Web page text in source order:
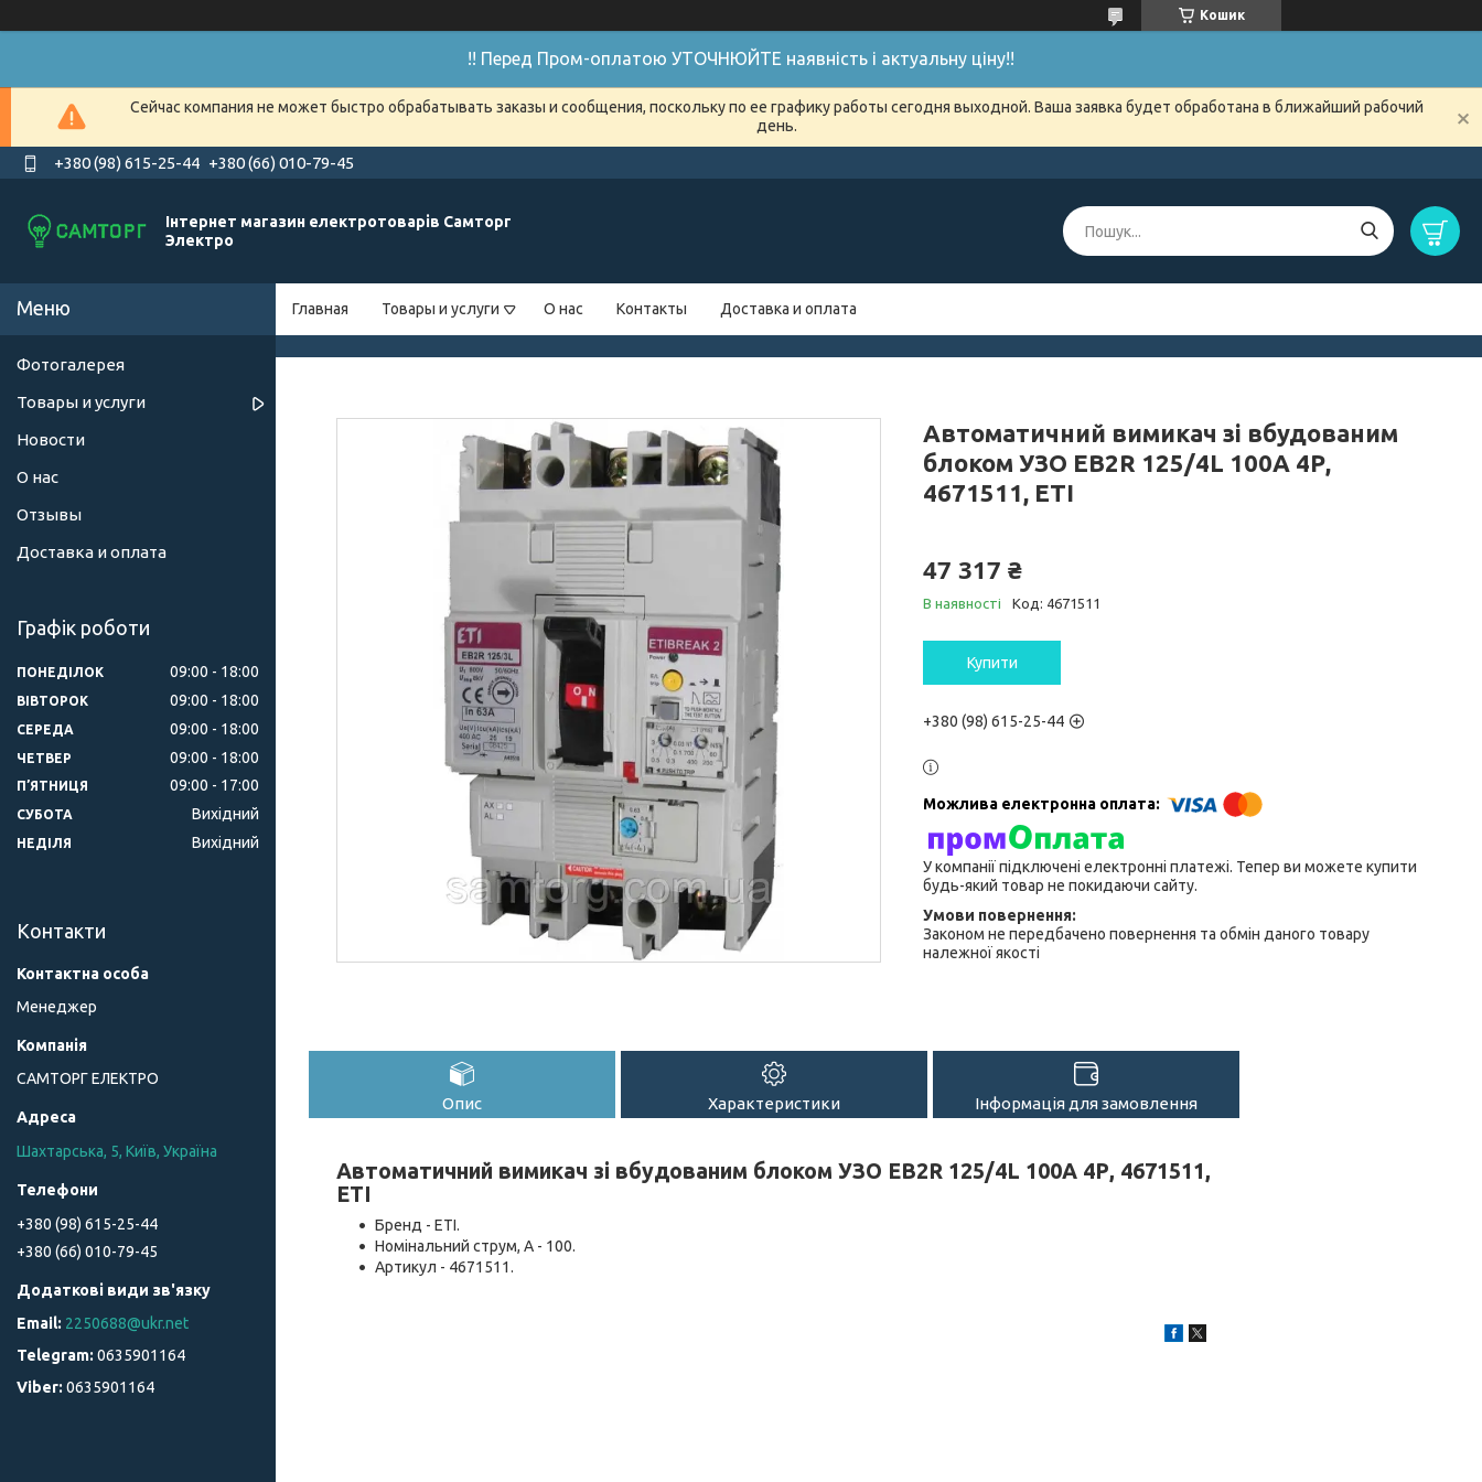
Кошик
!! Перед Пром-оплатою УТОЧНЮЙТЕ наявність і актуальну ціну!!
Сейчас компания не может быстро обрабатывать заказы и сообщения, поскольку по ее графику работы сегодня выходной. Ваша заявка будет обработана в ближайший рабочий
день.
+380 (98) 615-25-44 +380 (66) 010-79-45
Інтернет магазин електротоварів Самторг
Электро
Главная Товары и услуги О нас Контакты Доставка и оплата
Автоматичний вимикач зі вбудованим
блоком УЗО EB2R 125/4L 100А 4Р,
4671511, ETI
47 317 ₴
В наявності Код: 4671511
Купити
+380 (98) 615-25-44
У компанії підключені електронні платежі. Тепер ви можете купити
будь-який товар не покидаючи сайту.
Законом не передбачено повернення та обмін даного товару
належної якості
Опис Характеристики Інформація для замовлення
Автоматичний вимикач зі вбудованим блоком УЗО EB2R 125/4L 100А 4Р, 4671511,
ETI
Бренд - ETI.
Номінальний струм, А - 100.
Артикул - 4671511.
Фотогалерея
Товары и услуги
Новости
О нас
Отзывы
Доставка и оплата
Графік роботи
ПОНЕДІЛОК 09:00 18:00
ВІВТОРОК 09:00 18:00
СЕРЕДА 09:00 18:00
ЧЕТВЕР 09:00 18:00
ПʼЯТНИЦЯ 09:00 17:00
СУБОТА Вихідний
НЕДІЛЯ Вихідний
Контакти
Менеджер
САМТОРГ ЕЛЕКТРО
Шахтарська, 5, Київ, Україна
+380 (98) 615-25-44
+380 (66) 010-79-45
2250688@ukr.net
0635901164
0635901164